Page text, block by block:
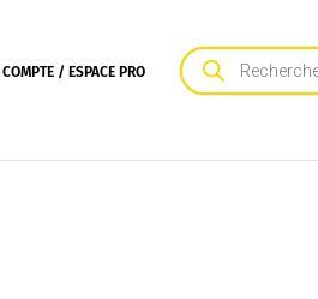
/ ESPACE PRO
Recherche
de
produits